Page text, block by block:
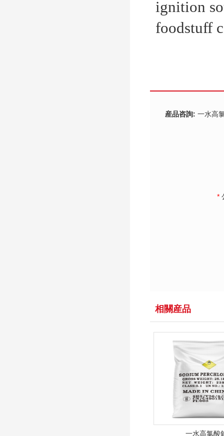
ignition
foodstuff
産品咨詢: 一水高
*
相關産品
一水高氯酸